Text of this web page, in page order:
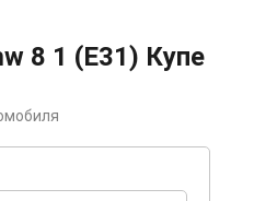
8 1 (E31) Купе